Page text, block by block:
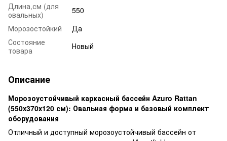
Длина,см (для
овальных)
550
Морозостойкий
Да
Состояние
товара
Новый
Описание
Морозоустойчивый каркасный бассейн Azuro Rattan
(550х370х120 см): Овальная форма и базовый комплект
оборудования
Отличный и доступный морозоустойчивый бассейн от